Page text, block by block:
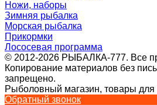
Ножи, наборы
Зимняя рыбалка
Морская рыбалка
Прикормки
Лососевая программа
© 2012-2026 РЫБАЛКА-777. Все
Копирование материалов без
запрещено.
Рыболовный магазин, товары
Обратный звонок